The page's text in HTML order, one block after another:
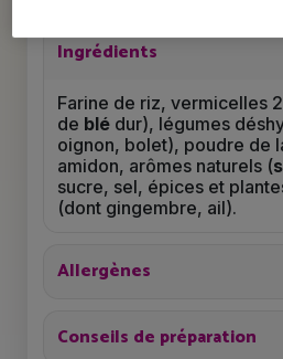
Ingrédients
Farine de riz, vermicelles
de blé dur), légumes
oignon, bolet), poudre de
amidon, arômes naturels (
sucre, sel, épices et
(dont gingembre, ail).
Allergènes
Conseils de préparation